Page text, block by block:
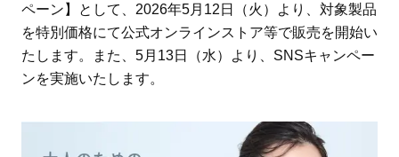
ペーン】として、2026年5月12日（火）より、対象製品
を特別価格にて公式オンラインストア等で販売を開始い
たします。また、5月13日（水）より、SNSキャンペー
ンを実施いたします。